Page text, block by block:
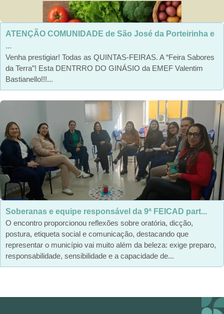
ATENÇÃO COMUNIDADE de São José da Porteirinha e
...
Venha prestigiar! Todas as QUINTAS-FEIRAS. A “Feira Sabores
da Terra”! Esta DENTRRO DO GINÁSIO da EMEF Valentim
Bastianello!!!...
Soberanas e equipe responsável da 9ª FEICAD part...
O encontro proporcionou reflexões sobre oratória, dicção,
postura, etiqueta social e comunicação, destacando que
representar o município vai muito além da beleza: exige preparo,
responsabilidade, sensibilidade e a capacidade de...